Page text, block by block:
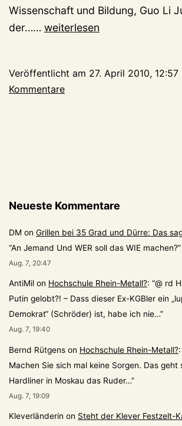
Wissenschaft und Bildung, Guo Li
der…… Aktueller
weiterlesen
Veröffentlicht am 27. April 2010, 12:57
Kommentare
Neueste Kommentare
DM on Grillen bei 35 Grad und Dürre: Das
“An Jemand Und WER soll das WIE machen?”
Aug. 7, 20:47
AntiMil on Hochschule Rhein-Metall?: “@ rd
Putin gelobt?! – Dass dieser Ex-KGBler ein
Demokrat“ (Schröder) ist, habe ich nie…”
Aug. 7, 19:40
Bernd Rütgens on Hochschule Rhein-Metall?
Machen Sie sich mal keine Sorgen. Das geht
Hardliner in Moskau das Ruder…”
Aug. 7, 19:09
Kleverländerin on Steht der Klever Festzelt-